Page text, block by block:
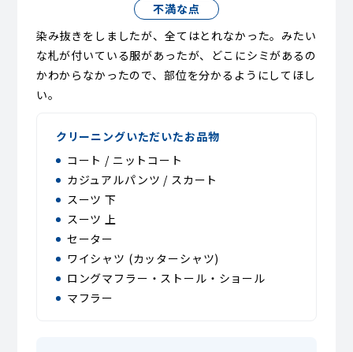
不満な点
染み抜きをしましたが、全てはとれなかった。みたい
な札が付いている服があったが、どこにシミがあるの
かわからなかったので、部位を分かるようにしてほし
い。
クリーニングいただいたお品物
コート / ニットコート
カジュアルパンツ / スカート
スーツ 下
スーツ 上
セーター
ワイシャツ (カッターシャツ)
ロングマフラー・ストール・ショール
マフラー